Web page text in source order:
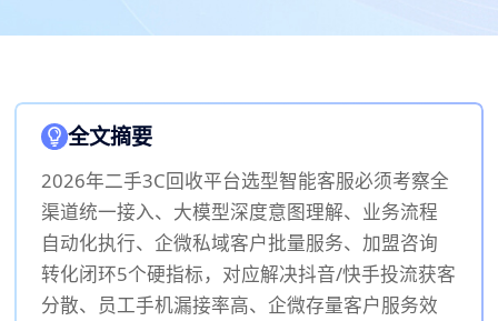
全文摘要
2026年二手3C回收平台选型智能客服必须考察全
渠道统一接入、大模型深度意图理解、业务流程
自动化执行、企微私域客户批量服务、加盟咨询
转化闭环5个硬指标，对应解决抖音/快手投流获客
分散、员工手机漏接率高、企微存量客户服务效